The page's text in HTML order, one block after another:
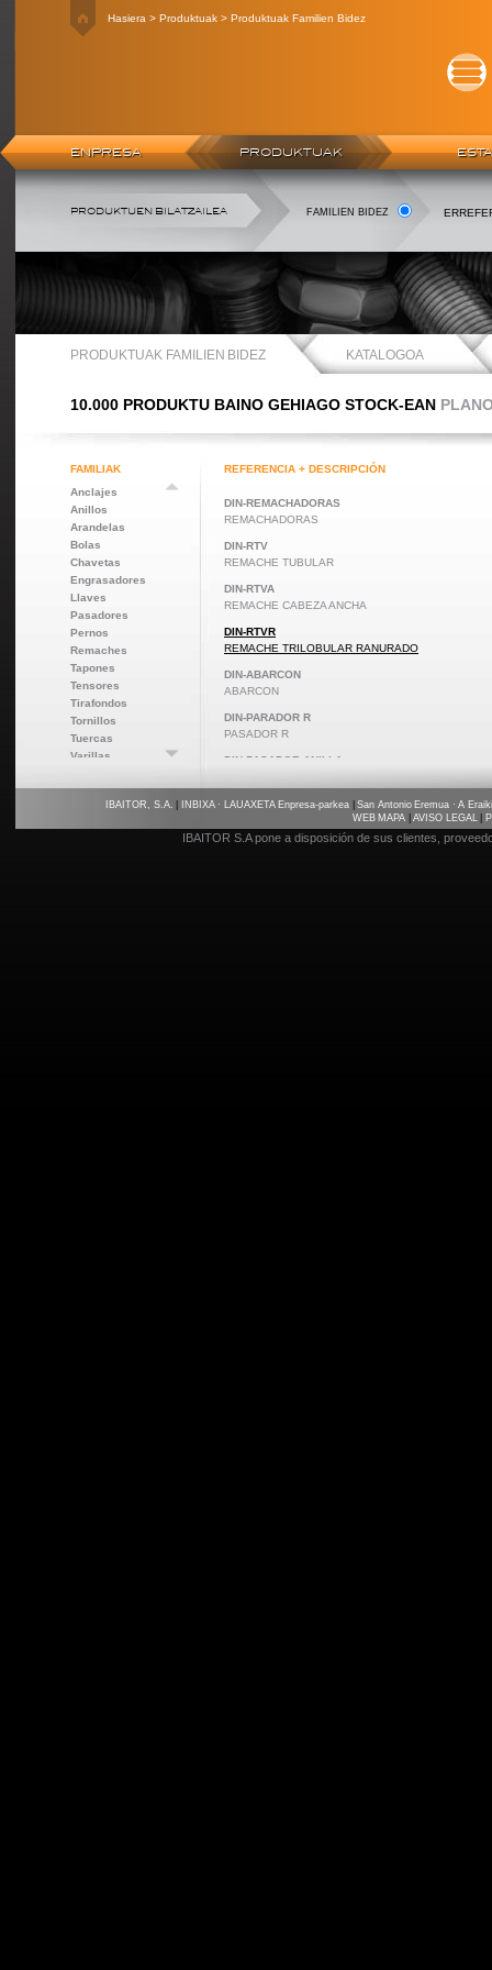
Hasiera > Produktuak > Produktuak Familien Bidez
ENPRESA PRODUKTUAK
PRODUKTUEN BILATZAILEA FAMILIEN BIDEZ
PRODUKTUAK FAMILIEN BIDEZ KATALOGOA
10.000 PRODUKTU BAINO GEHIAGO STOCK-EAN
FAMILIAK
Anclajes
Anillos
Arandelas
Bolas
Chavetas
Engrasadores
Llaves
Pasadores
Pernos
Remaches
Tapones
Tensores
Tirafondos
Tornillos
Tuercas
Varillas
REFERENCIA + DESCRIPCIÓN
DIN-REMACHADORAS
REMACHADORAS
DIN-RTV
REMACHE TUBULAR
DIN-RTVA
REMACHE CABEZA ANCHA
DIN-RTVR
REMACHE TRILOBULAR RANURADO
DIN-ABARCON
ABARCON
DIN-PARADOR R
PASADOR R
DIN-PASADOR ANILLA
IBAITOR S.A pone a disposición de sus clientes,
IBAITOR, S.A. INBIXA · LAUAXETA Enpresa-parkea
San Antonio Eremua · A
WEB MAPA
AVISO LEGAL